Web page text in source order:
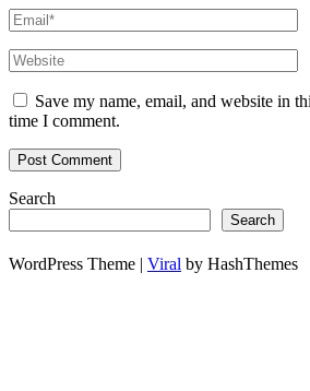
Save my name, email, and website in
time I comment.
Search
Search
WordPress Theme | Viral by HashThemes